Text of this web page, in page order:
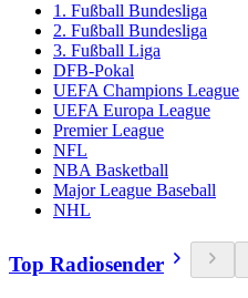
1. Fußball Bundesliga
2. Fußball Bundesliga
3. Fußball Liga
DFB-Pokal
UEFA Champions League
UEFA Europa League
Premier League
NFL
NBA Basketball
Major League Baseball
NHL
Top Radiosender